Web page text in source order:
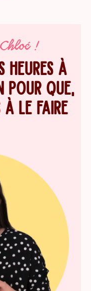
!
HEURES À
POUR QUE,
LE FAIRE